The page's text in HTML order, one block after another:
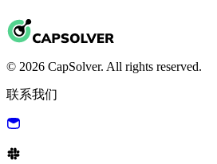
© 2026 CapSolver. All rights reserved.
联系我们